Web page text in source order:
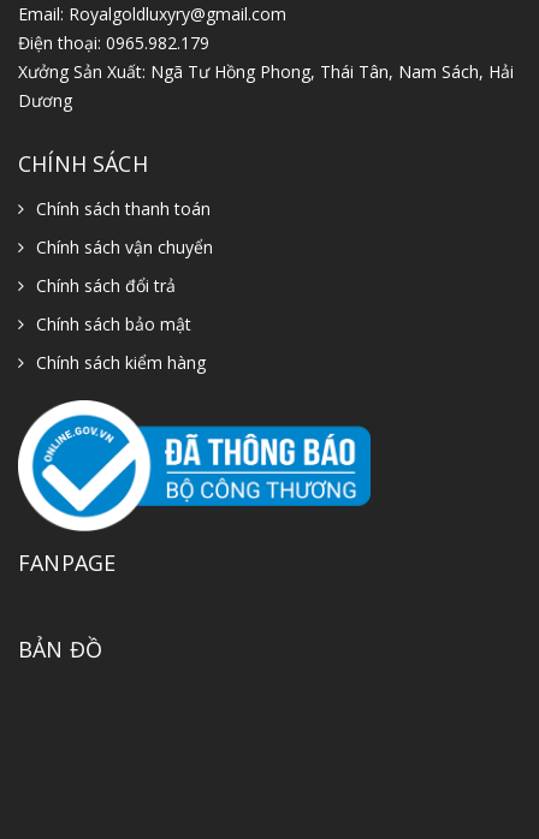
Email: Royalgoldluxyry@gmail.com
Điện thoại: 0965.982.179
Xưởng Sản Xuất: Ngã Tư Hồng Phong, Thái Tân, Nam Sách, Hải
Dương
CHÍNH SÁCH
Chính sách thanh toán
Chính sách vận chuyển
Chính sách đổi trả
Chính sách bảo mật
Chính sách kiểm hàng
FANPAGE
BẢN ĐỒ